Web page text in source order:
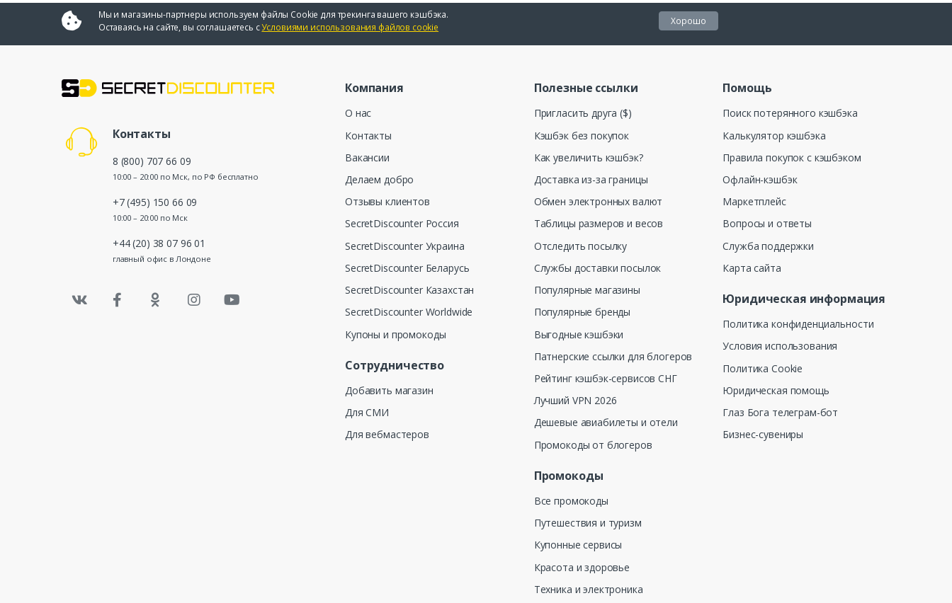
Мы и магазины-партнеры используем файлы Cookie для трекинга вашего кэшбэка.
Оставаясь на сайте, вы соглашаетесь сУсловиями использования файлов cookie
Хорошо
Контакты
8 (800) 707 66 09
10:00 – 20:00 по Мск, по РФ бесплатно
+7 (495) 150 66 09
10:00 – 20:00 по Мск
+44 (20) 38 07 96 01
главный офис в Лондоне
Компания
О нас
Контакты
Вакансии
Делаем добро
Отзывы клиентов
SecretDiscounter Россия
SecretDiscounter Украина
SecretDiscounter Беларусь
SecretDiscounter Казахстан
SecretDiscounter Worldwide
Купоны и промокоды
Сотрудничество
Добавить магазин
Для СМИ
Для вебмастеров
Полезные ссылки
Пригласить друга ($)
Кэшбэк без покупок
Как увеличить кэшбэк?
Доставка из-за границы
Обмен электронных валют
Таблицы размеров и весов
Отследить посылку
Службы доставки посылок
Популярные магазины
Популярные бренды
Выгодные кэшбэки
Патнерские ссылки для блогеров
Рейтинг кэшбэк-сервисов СНГ
Лучший VPN 2026
Дешевые авиабилеты и отели
Промокоды от блогеров
Промокоды
Все промокоды
Путешествия и туризм
Купонные сервисы
Красота и здоровье
Техника и электроника
Помощь
Поиск потерянного кэшбэка
Калькулятор кэшбэка
Правила покупок с кэшбэком
Офлайн-кэшбэк
Маркетплейс
Вопросы и ответы
Служба поддержки
Карта сайта
Юридическая информация
Политика конфиденциальности
Условия использования
Политика Cookie
Юридическая помощь
Глаз Бога телеграм-бот
Бизнес-сувениры